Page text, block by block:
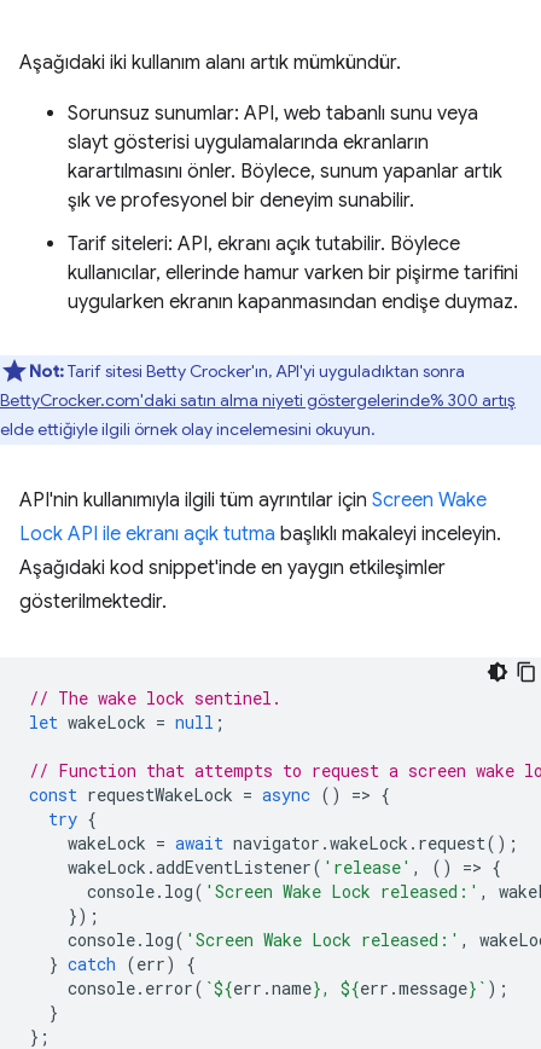
Aşağıdaki iki kullanım alanı artık mümkündür.
Sorunsuz sunumlar: API, web tabanlı sunu veya
slayt gösterisi uygulamalarında ekranların
karartılmasını önler. Böylece, sunum yapanlar artık
şık ve profesyonel bir deneyim sunabilir.
Tarif siteleri: API, ekranı açık tutabilir. Böylece
kullanıcılar, ellerinde hamur varken bir pişirme tarifini
uygularken ekranın kapanmasından endişe duymaz.
Not:Tarif sitesi Betty Crocker'ın, API'yi uyguladıktan sonra
BettyCrocker.com'daki satın alma niyeti göstergelerinde% 300 artış
elde ettiğiyle ilgili örnek olay incelemesini okuyun.
API'nin kullanımıyla ilgili tüm ayrıntılar için Screen Wake
Lock API ile ekranı açık tutma başlıklı makaleyi inceleyin.
Aşağıdaki kod snippet'inde en yaygın etkileşimler
gösterilmektedir.
// The wake lock sentinel.
let wakeLock = null ;
// Function that attempts to request a screen wake
const requestWakeLock = async () => {
try {
wakeLock = await navigator .wakeLock . request();
wakeLock .addEventListener( 'release' , () => {
console. log( 'Screen Wake Lock released:' ,
});
console. log( 'Screen Wake Lock released:' ,
} catch (err)
{
console. error( `${err .name}, ${err .message} ` );
}
};